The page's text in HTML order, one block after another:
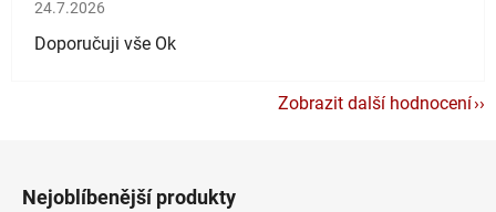
24.7.2026
Doporučuji vše Ok
Zobrazit další hodnocení
Nejoblíbenější produkty